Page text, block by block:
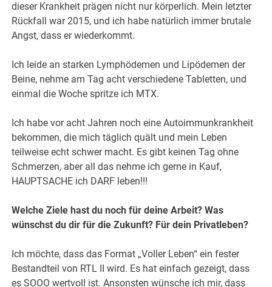
dieser Krankheit prägen nicht nur körperlich. Mein letzter
Rückfall war 2015, und ich habe natürlich immer brutale
Angst, dass er wiederkommt.
Ich leide an starken Lymphödemen und Lipödemen der
Beine, nehme am Tag acht verschiedene Tabletten, und
einmal die Woche spritze ich MTX.
Ich habe vor acht Jahren noch eine Autoimmunkrankheit
bekommen, die mich täglich quält und mein Leben
teilweise echt schwer macht. Es gibt keinen Tag ohne
Schmerzen, aber all das nehme ich gerne in Kauf,
HAUPTSACHE ich DARF leben!!!
Welche Ziele hast du noch für deine Arbeit? Was
wünschst du dir für die Zukunft? Für dein Privatleben?
Ich möchte, dass das Format „Voller Leben“ ein fester
Bestandteil von RTL II wird. Es hat einfach gezeigt, dass
es SOOO wertvoll ist. Ansonsten wünsche ich mir, dass